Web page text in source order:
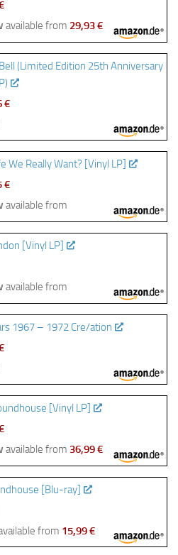
available from 29,93 €
(Limited Edition 25th Anniversary
€
We Really Want? [Vinyl LP]
€
available from
[Vinyl LP]
available from
1967 – 1972 Cre/ation
[Vinyl LP]
available from 36,99 €
[Blu-ray]
from 15,99 €